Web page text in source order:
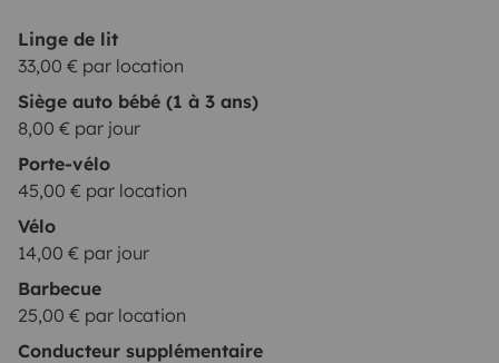
Linge de lit
33,00 € par location
Siège auto bébé (1 à 3 ans)
8,00 € par jour
Porte-vélo
45,00 € par location
Vélo
14,00 € par jour
Barbecue
25,00 € par location
Conducteur supplémentaire